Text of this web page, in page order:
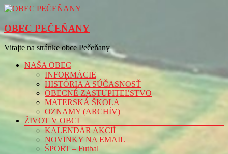
Prejsť
obsah
OBEC PEČEŇANY
Vitajte na stránke obce Pečeňany
Menu
NAŠA OBEC
INFORMÁCIE
HISTÓRIA A SÚČASNOSŤ
OBECNÉ ZASTUPITEĽSTVO
MATERSKÁ ŠKOLA
OZNAMY (ARCHÍV)
ŽIVOT V OBCI
KALENDÁR AKCIÍ
NOVINKY NA EMAIL
ŠPORT – Futbal